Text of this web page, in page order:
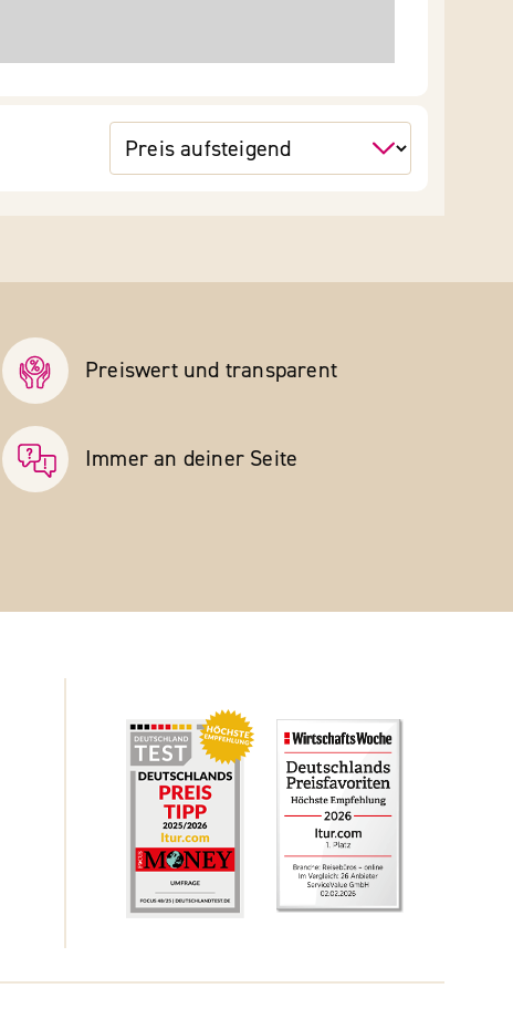
Preiswert und transparent
Immer an deiner Seite